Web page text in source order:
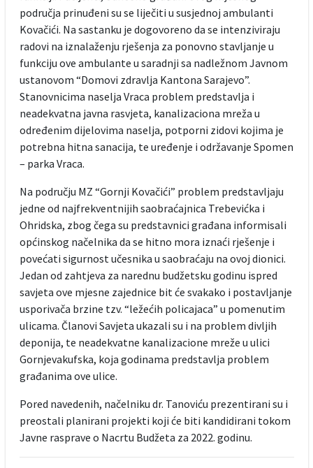
područja prinuđeni su se liječiti u susjednoj ambulanti
Kovačići. Na sastanku je dogovoreno da se intenziviraju
radovi na iznalaženju rješenja za ponovno stavljanje u
funkciju ove ambulante u saradnji sa nadležnom Javnom
ustanovom “Domovi zdravlja Kantona Sarajevo”.
Stanovnicima naselja Vraca problem predstavlja i
neadekvatna javna rasvjeta, kanalizaciona mreža u
određenim dijelovima naselja, potporni zidovi kojima je
potrebna hitna sanacija, te uređenje i održavanje Spomen
– parka Vraca.
Na području MZ “Gornji Kovačići” problem predstavljaju
jedne od najfrekventnijih saobraćajnica Trebevićka i
Ohridska, zbog čega su predstavnici građana informisali
općinskog načelnika da se hitno mora iznaći rješenje i
povećati sigurnost učesnika u saobraćaju na ovoj dionici.
Jedan od zahtjeva za narednu budžetsku godinu ispred
savjeta ove mjesne zajednice bit će svakako i postavljanje
usporivača brzine tzv. “ležećih policajaca” u pomenutim
ulicama. Članovi Savjeta ukazali su i na problem divljih
deponija, te neadekvatne kanalizacione mreže u ulici
Gornjevakufska, koja godinama predstavlja problem
građanima ove ulice.
Pored navedenih, načelniku dr. Tanoviću prezentirani su i
preostali planirani projekti koji će biti kandidirani tokom
Javne rasprave o Nacrtu Budžeta za 2022. godinu.